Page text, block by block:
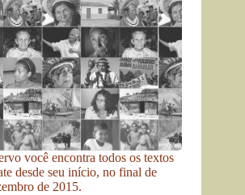
você encontra todos os textos
desde seu início, no final de
de 2015.